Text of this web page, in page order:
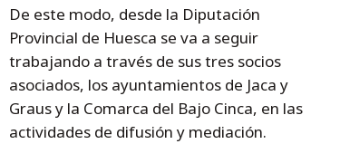
De este modo, desde la Diputación
Provincial de Huesca se va a seguir
trabajando a través de sus tres socios
asociados, los ayuntamientos de Jaca y
Graus y la Comarca del Bajo Cinca, en las
actividades de difusión y mediación.